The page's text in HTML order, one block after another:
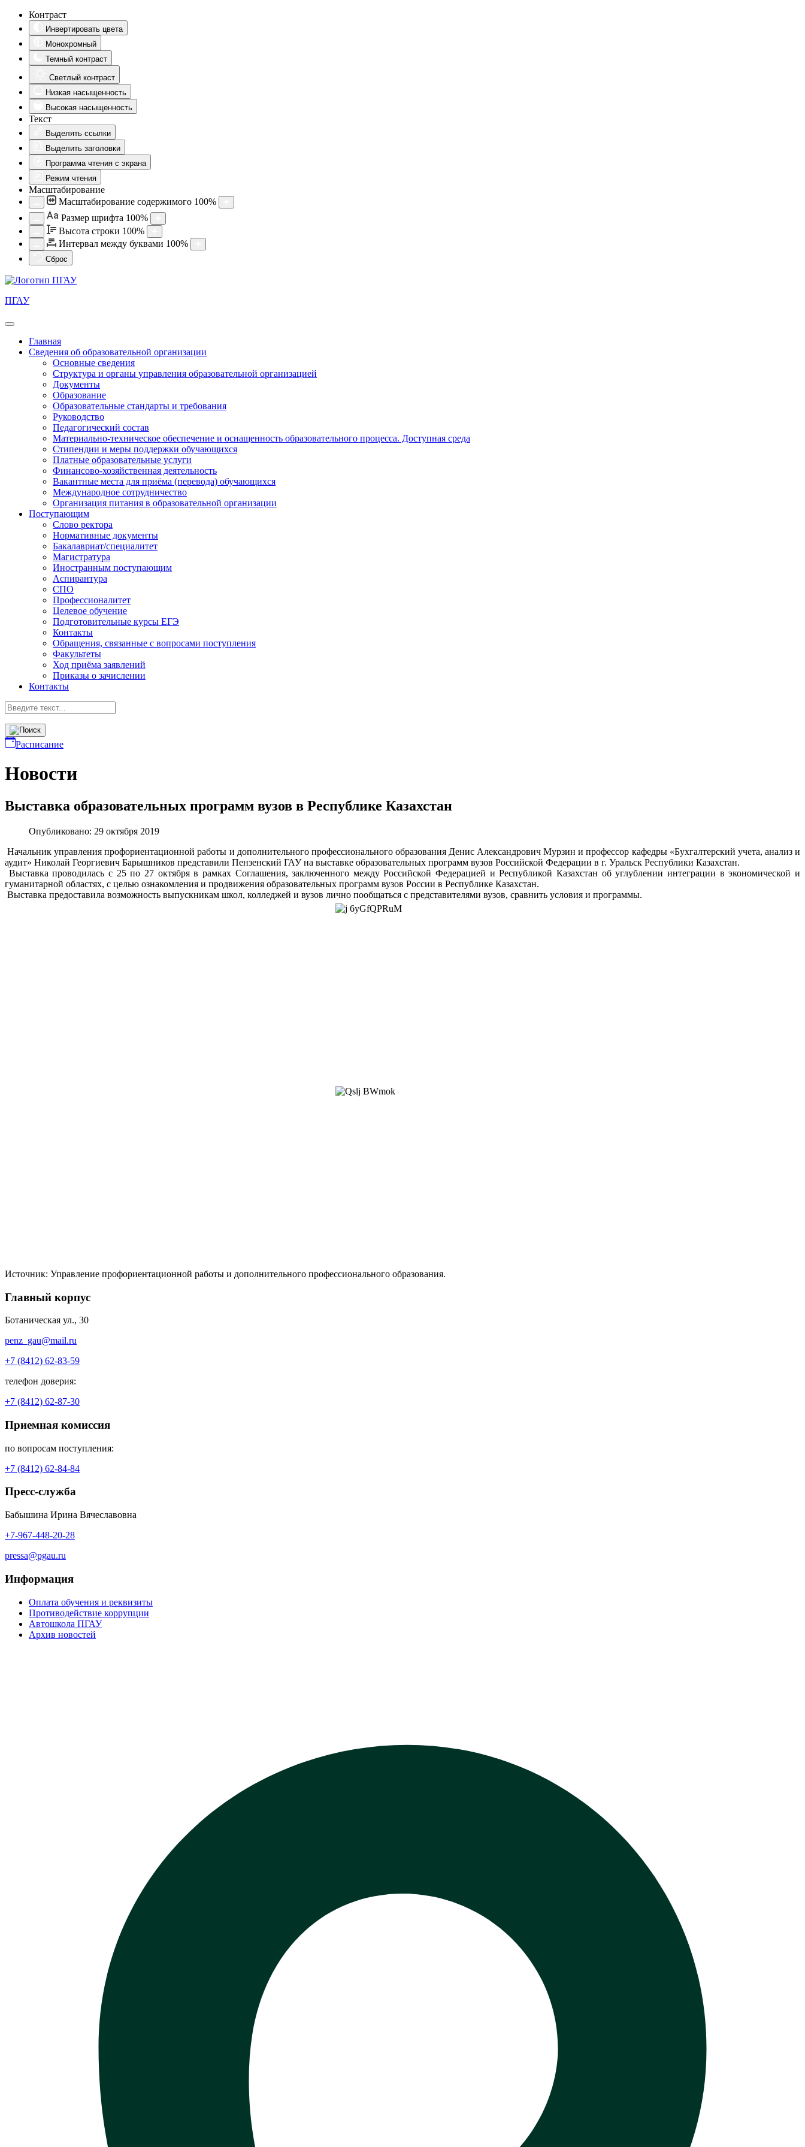
Контраст
Инвертировать цвета
Монохромный
Темный контраст
Светлый контраст
Низкая насыщенность
Высокая насыщенность
Текст
Выделять ссылки
Выделить заголовки
Программа чтения с экрана
Режим чтения
Масштабирование
Масштабирование содержимого 100%
Aa Размер шрифта 100%
Высота строки 100%
Интервал между буквами 100%
Сброс
ПГАУ
Главная
Сведения об образовательной организации
Основные сведения
Структура и органы управления образовательной организацией
Документы
Образование
Образовательные стандарты и требования
Руководство
Педагогический состав
Материально-техническое обеспечение и оснащенность образовательного процесса. Доступная среда
Стипендии и меры поддержки обучающихся
Платные образовательные услуги
Финансово-хозяйственная деятельность
Вакантные места для приёма (перевода) обучающихся
Международное сотрудничество
Организация питания в образовательной организации
Поступающим
Слово ректора
Нормативные документы
Бакалавриат/специалитет
Магистратура
Иностранным поступающим
Аспирантура
СПО
Профессионалитет
Целевое обучение
Подготовительные курсы ЕГЭ
Контакты
Обращения, связанные с вопросами поступления
Факультеты
Ход приёма заявлений
Приказы о зачислении
Контакты
Расписание
Новости
Выставка образовательных программ вузов в Республике Казахстан
Опубликовано: 29 октября 2019
Начальник управления профориентационной работы и дополнительного профессионального образования Денис Александрович Мурзин и профессор кафедры «Бухгалтерский учета, анализ и
аудит» Николай Георгиевич Барышников представили Пензенский ГАУ на выставке образовательных программ вузов Российской Федерации в г. Уральск Республики Казахстан.
Выставка проводилась с 25 по 27 октября в рамках Соглашения, заключенного между Российской Федерацией и Республикой Казахстан об углублении интеграции в экономической и
гуманитарной областях, с целью ознакомления и продвижения образовательных программ вузов России в Республике Казахстан.
Выставка предоставила возможность выпускникам школ, колледжей и вузов лично пообщаться с представителями вузов, сравнить условия и программы.
Источник: Управление профориентационной работы и дополнительного профессионального образования.
Главный корпус
Ботаническая ул., 30
penz_gau@mail.ru
+7 (8412) 62-83-59
телефон доверия:
+7 (8412) 62-87-30
Приемная комиссия
по вопросам поступления:
+7 (8412) 62-84-84
Пресс-служба
Бабышина Ирина Вячеславовна
+7-967-448-20-28
pressa@pgau.ru
Информация
Оплата обучения и реквизиты
Противодействие коррупции
Автошкола ПГАУ
Архив новостей